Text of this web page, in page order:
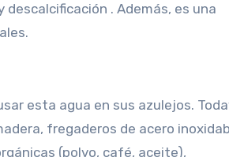
. Además, es una
esta agua en sus azulejos.
fregaderos de acero
(polvo, café, aceite),